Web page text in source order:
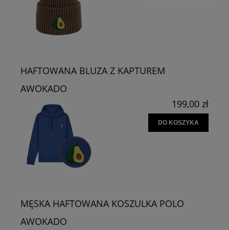
HAFTOWANA BLUZA Z KAPTUREM
AWOKADO
199,00 zł
DO KOSZYKA
MĘSKA HAFTOWANA KOSZULKA POLO
AWOKADO